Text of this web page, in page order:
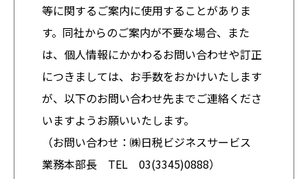
等に関するご案内に使用することがありま
す。同社からのご案内が不要な場合、また
は、個人情報にかかわるお問い合わせや訂正
につきましては、お手数をおかけいたします
が、以下のお問い合わせ先までご連絡くださ
いますようお願いいたします。
（お問い合わせ：㈱日税ビジネスサービス
業務本部長 TEL 03(3345)0888）